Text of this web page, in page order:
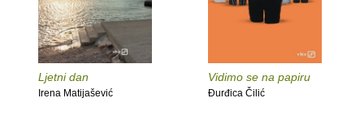
Ljetni dan
Irena Matijašević
Vidimo se na papiru
Đurđica Čilić